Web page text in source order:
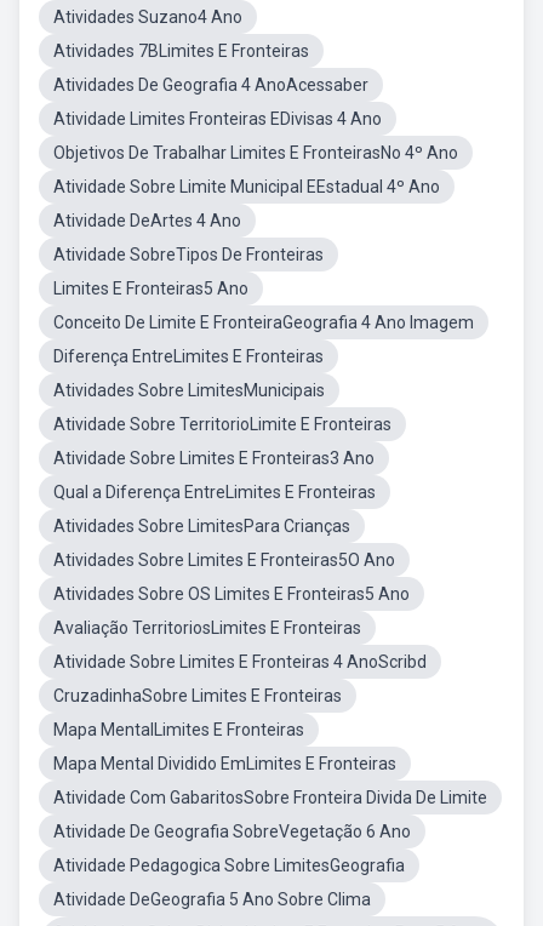
Atividades Suzano4 Ano
Atividades 7BLimites E Fronteiras
Atividades De Geografia 4 AnoAcessaber
Atividade Limites Fronteiras EDivisas 4 Ano
Objetivos De Trabalhar Limites E FronteirasNo 4º Ano
Atividade Sobre Limite Municipal EEstadual 4º Ano
Atividade DeArtes 4 Ano
Atividade SobreTipos De Fronteiras
Limites E Fronteiras5 Ano
Conceito De Limite E FronteiraGeografia 4 Ano Imagem
Diferença EntreLimites E Fronteiras
Atividades Sobre LimitesMunicipais
Atividade Sobre TerritorioLimite E Fronteiras
Atividade Sobre Limites E Fronteiras3 Ano
Qual a Diferença EntreLimites E Fronteiras
Atividades Sobre LimitesPara Crianças
Atividades Sobre Limites E Fronteiras5O Ano
Atividades Sobre OS Limites E Fronteiras5 Ano
Avaliação TerritoriosLimites E Fronteiras
Atividade Sobre Limites E Fronteiras 4 AnoScribd
CruzadinhaSobre Limites E Fronteiras
Mapa MentalLimites E Fronteiras
Mapa Mental Dividido EmLimites E Fronteiras
Atividade Com GabaritosSobre Fronteira Divida De Limite
Atividade De Geografia SobreVegetação 6 Ano
Atividade Pedagogica Sobre LimitesGeografia
Atividade DeGeografia 5 Ano Sobre Clima